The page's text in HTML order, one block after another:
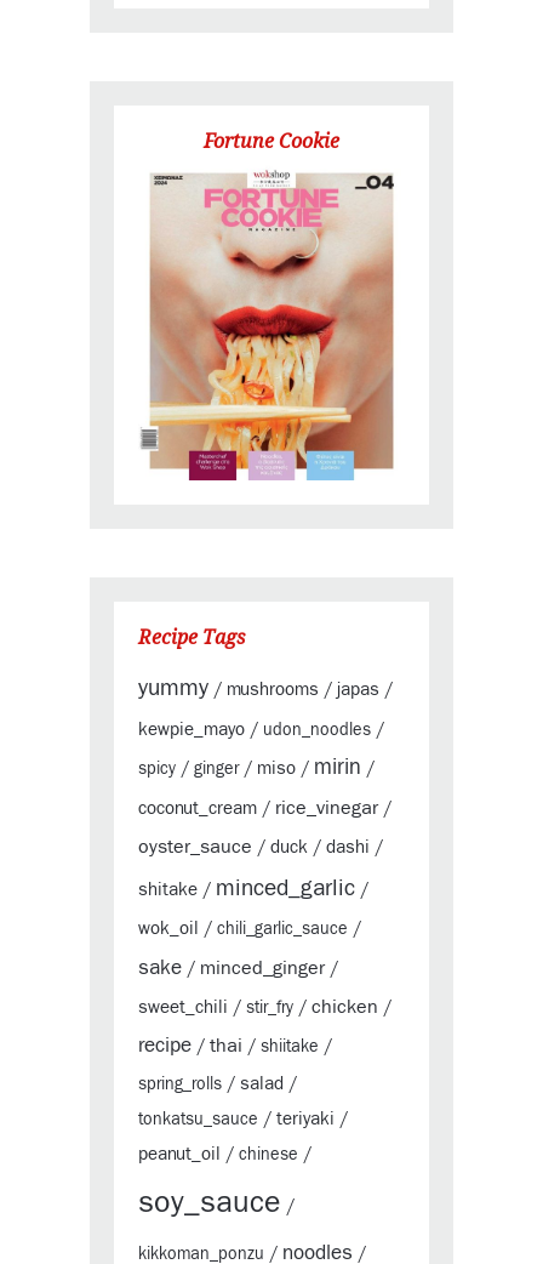
Fortune Cookie
Recipe Tags
yummy / mushrooms / japas /
kewpie_mayo / udon_noodles /
spicy / ginger/ miso / mirin /
coconut_cream / rice_vinegar/
oyster_sauce / duck / dashi /
shitake / minced_garlic /
wok_oil / chili_garlic_sauce /
sake / minced_ginger/
sweet_chili / stir_fry / chicken /
recipe / thai / shiitake /
spring_rolls / salad /
tonkatsu_sauce / teriyaki /
peanut_oil / chinese /
soy_sauce /
kikkoman_ponzu / noodles /